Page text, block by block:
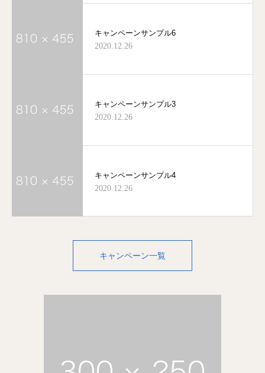
キャンペーンサンプル6
2020.12.26
キャンペーンサンプル3
2020.12.26
キャンペーンサンプル4
2020.12.26
キャンペーン一覧